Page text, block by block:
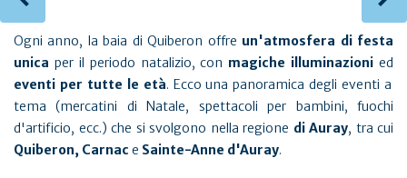
Ogni anno, la baia di Quiberon offre un'atmosfera di festa
unica per il periodo natalizio, con magiche illuminazioni ed
eventi per tutte le età. Ecco una panoramica degli eventi a
tema (mercatini di Natale, spettacoli per bambini, fuochi
d'artificio, ecc.) che si svolgono nella regione di Auray, tra cui
Quiberon, Carnac e Sainte-Anne d'Auray.